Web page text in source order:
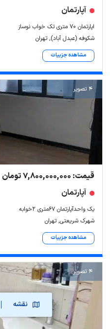
نقشه
آپارتمان
اپارتمان ۷۰ متری تک خواب نوساز
شکوفه (عبدل آباد), تهران
مشاهده جزییات
4 تصویر
قیمت: 7,800,000,000 تومان
آپارتمان
یک واحدآپارتمان ۶۷متری ۲خوابه
شهرک شریعتی, تهران
مشاهده جزییات
4 تصویر